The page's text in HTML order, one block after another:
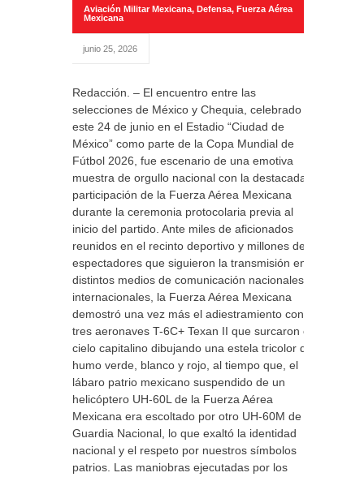
Aviación Militar Mexicana, Defensa, Fuerza Aérea
Mexicana
junio 25, 2026
Redacción. – El encuentro entre las
selecciones de México y Chequia, celebrado
este 24 de junio en el Estadio “Ciudad de
México” como parte de la Copa Mundial de
Fútbol 2026, fue escenario de una emotiva
muestra de orgullo nacional con la destacada
participación de la Fuerza Aérea Mexicana
durante la ceremonia protocolaria previa al
inicio del partido. Ante miles de aficionados
reunidos en el recinto deportivo y millones de
espectadores que siguieron la transmisión en
distintos medios de comunicación nacionales e
internacionales, la Fuerza Aérea Mexicana
demostró una vez más el adiestramiento con
tres aeronaves T-6C+ Texan II que surcaron el
cielo capitalino dibujando una estela tricolor de
humo verde, blanco y rojo, al tiempo que, el
lábaro patrio mexicano suspendido de un
helicóptero UH-60L de la Fuerza Aérea
Mexicana era escoltado por otro UH-60M de la
Guardia Nacional, lo que exaltó la identidad
nacional y el respeto por nuestros símbolos
patrios. Las maniobras ejecutadas por los